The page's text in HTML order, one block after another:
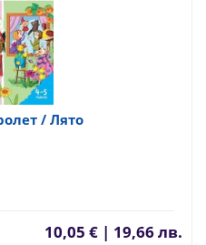
/ Лято
10,05 € | 19,66 лв.